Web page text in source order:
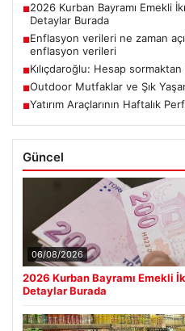
■2026 Kurban Bayramı Emekli
Detaylar Burada
■Enflasyon verileri ne zaman
enflasyon verileri
■Kılıçdaroğlu: Hesap
■Outdoor Mutfaklar ve Şık
■Yatırım Araçlarının Haftalık
Güncel
06/08/2026
2026 Kurban Bayramı Emekli
Detaylar Burada